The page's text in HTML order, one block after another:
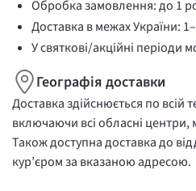
Обробка замовлення: до 1
Доставка в межах України:
У святкові/акційні періоди
Географія доставки
Доставка здійснюється по всій
включаючи всі обласні центри,
Також доступна доставка до
кур’єром за вказаною адресою.